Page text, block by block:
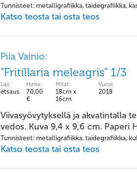
Tunnisteet: metalligrafiikka, taidegrafiikka,
Katso teosta tai osta teos
Piia Vainio:
"Fritillaria meleagris" 1/3
Laji:
etsaus
Hinta:
70,00
€
Mitat:
18cm x
16cm
Vuosi:
2018
Viivasyövytyksellä ja akvatintalla
vedos. Kuva 9,4 x 9,6 cm. Paperi
Tunnisteet: metalligrafiikka, taidegrafiikka,
Katso teosta tai osta teos